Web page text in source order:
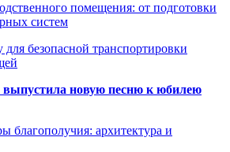
помещения: от подготовки
систем
безопасной транспортировки
выпустила новую песню к юбилею
благополучия: архитектура и